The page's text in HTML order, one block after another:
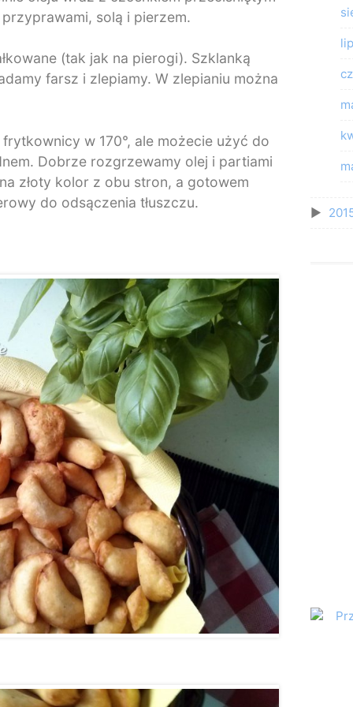
solą i pierzem.
(tak jak na pierogi). Szklanką
farsz i zlepiamy. W zlepianiu można
w 170°, ale możecie użyć do
Dobrze rozgrzewamy olej i partiami
złoty kolor z obu stron, a gotowem
do odsączenia tłuszczu.